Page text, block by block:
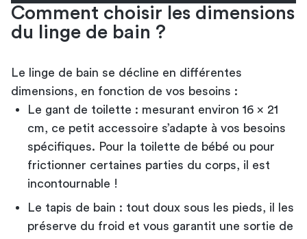
Comment choisir les dimensions
du linge de bain ?
Le linge de bain se décline en différentes
dimensions, en fonction de vos besoins :
Le gant de toilette : mesurant environ 16 x 21
cm, ce petit accessoire s’adapte à vos besoins
spécifiques. Pour la toilette de bébé ou pour
frictionner certaines parties du corps, il est
incontournable !
Le tapis de bain : tout doux sous les pieds, il les
préserve du froid et vous garantit une sortie de